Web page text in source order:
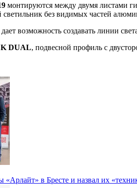
монтируются между двумя листами
светильник без видимых частей
дает возможность создавать линии
DUAL, подвесной профиль с
«Арлайт» в Бресте и назвал их